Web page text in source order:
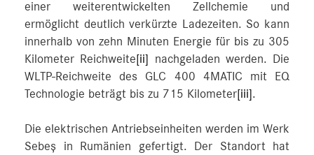
einer weiterentwickelten Zellchemie und
ermöglicht deutlich verkürzte Ladezeiten. So kann
innerhalb von zehn Minuten Energie für bis zu 305
Kilometer Reichweite[ii]
nachgeladen werden. Die
WLTP-Reichweite des GLC 400 4MATIC mit EQ
Technologie beträgt bis zu 715 Kilometer[iii].
Die elektrischen Antriebseinheiten werden im Werk
Sebeș in Rumänien gefertigt. Der Standort hat